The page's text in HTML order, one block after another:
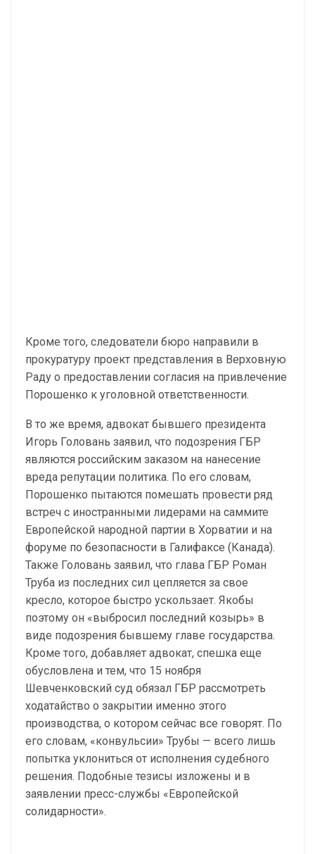
Кроме того, следователи бюро направили в
прокуратуру проект представления в Верховную
Раду о предоставлении согласия на привлечение
Порошенко к уголовной ответственности.
В то же время, адвокат бывшего президента
Игорь Головань заявил, что подозрения ГБР
являются российским заказом на нанесение
вреда репутации политика. По его словам,
Порошенко пытаются помешать провести ряд
встреч с иностранными лидерами на саммите
Европейской народной партии в Хорватии и на
форуме по безопасности в Галифаксе (Канада).
Также Головань заявил, что глава ГБР Роман
Труба из последних сил цепляется за свое
кресло, которое быстро ускользает. Якобы
поэтому он «выбросил последний козырь» в
виде подозрения бывшему главе государства.
Кроме того, добавляет адвокат, спешка еще
обусловлена и тем, что 15 ноября
Шевченковский суд обязал ГБР рассмотреть
ходатайство о закрытии именно этого
производства, о котором сейчас все говорят. По
его словам, «конвульсии» Трубы — всего лишь
попытка уклониться от исполнения судебного
решения. Подобные тезисы изложены и в
заявлении пресс-службы «Европейской
солидарности».